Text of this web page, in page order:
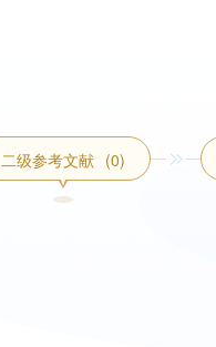
二级参考文献 (0)